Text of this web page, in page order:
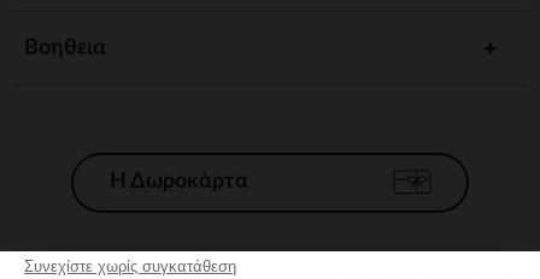
Συνεχίστε χωρίς συγκατάθεση
Βοηθεια
Η Δωροκάρτα